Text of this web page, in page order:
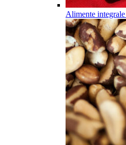
Alimente